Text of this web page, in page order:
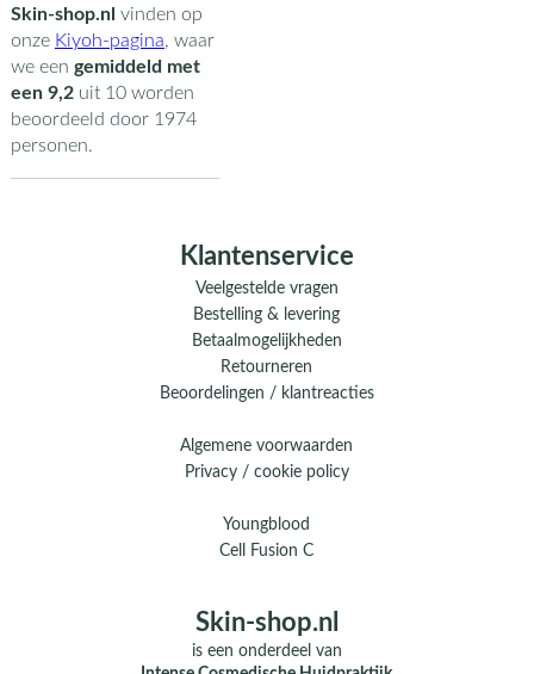
Skin-shop.nl vinden op
onze Kiyoh-pagina, waar
we een gemiddeld met
een 9,2uit 10worden
beoordeeld door 1974
personen.
Klantenservice
Veelgestelde vragen
Bestelling & levering
Betaalmogelijkheden
Retourneren
Beoordelingen / klantreacties
Algemene voorwaarden
Privacy / cookie policy
Youngblood
Cell Fusion C
Skin-shop.nl
is een onderdeel van